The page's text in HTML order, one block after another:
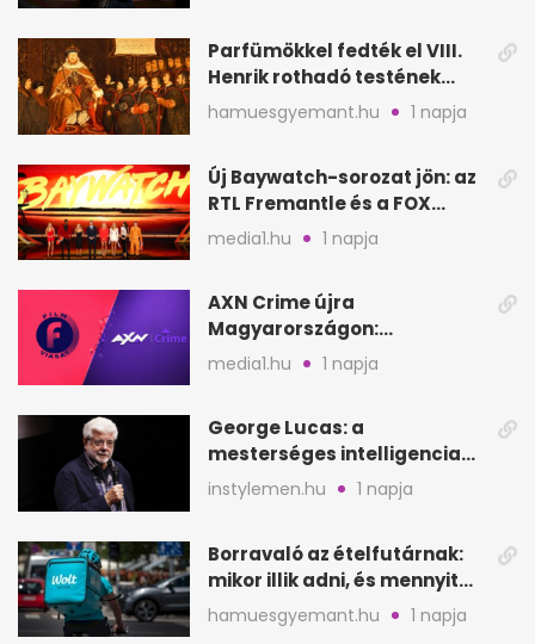
Parfümökkel fedték el VIII.
Henrik rothadó testének
szagát
hamuesgyemant.hu 1 napja
Új Baywatch-sorozat jön: az
RTL Fremantle és a FOX
készíti
media1.hu 1 napja
AXN Crime újra
Magyarországon:
szeptembertől a Viasat Film
media1.hu 1 napja
George Lucas: a
mesterséges intelligencia
lehet Hollywood következő
lépése
instylemen.hu 1 napja
Borravaló az ételfutárnak:
mikor illik adni, és mennyit
rendeléskor?
hamuesgyemant.hu 1 napja